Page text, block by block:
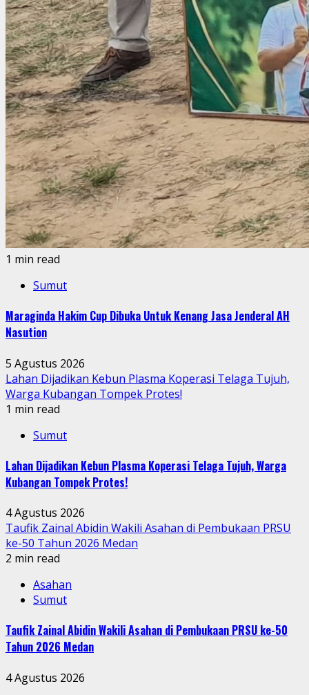
1 min read
Sumut
Maraginda Hakim Cup Dibuka Untuk Kenang Jasa Jenderal AH
Nasution
5 Agustus 2026
Lahan Dijadikan Kebun Plasma Koperasi Telaga Tujuh,
Warga Kubangan Tompek Protes!
1 min read
Sumut
Lahan Dijadikan Kebun Plasma Koperasi Telaga Tujuh, Warga
Kubangan Tompek Protes!
4 Agustus 2026
Taufik Zainal Abidin Wakili Asahan di Pembukaan PRSU
ke-50 Tahun 2026 Medan
2 min read
Asahan
Sumut
Taufik Zainal Abidin Wakili Asahan di Pembukaan PRSU ke-50
Tahun 2026 Medan
4 Agustus 2026